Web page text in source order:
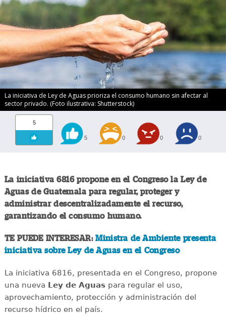
La iniciativa de Ley de Aguas prioriza el consumo humano sin afectar al
sector privado. (Foto ilustrativa: Shutterstock)
5
5 0 0 0
La iniciativa 6816 propone en el Congreso la Ley de
Aguas de Guatemala para regular, proteger y
administrar descentralizadamente el recurso,
garantizando el consumo humano.
TE PUEDE INTERESAR:Ministra de Ambiente presenta
iniciativa sobre Ley de Aguas en el Congreso
La iniciativa 6816, presentada en el Congreso, propone
una nueva Ley de Aguaspara regular el uso,
aprovechamiento, protección y administración del
recurso hídrico en el país.